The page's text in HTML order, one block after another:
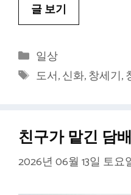
글 보기
카
테
일상
태
도서,신화,창세기,
친구가 맡긴 담배
2026년 06월 13일 토요